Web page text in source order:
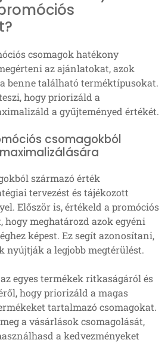
csomagok hatékony
az ajánlatokat, azok
benne található terméktípusokat.
hogy priorizáld a
a gyűjteményed értékét.
csomagokból
származó érték
tervezést és tájékozott
Először is, értékeld a promóciós
hogy meghatározd azok egyéni
képest. Ez segít azonosítani,
nyújtják a legjobb megtérülést.
egyes termékek ritkaságáról és
hogy priorizáld a magas
tartalmazó csomagokat.
a vásárlások csomagolását,
a kedvezményeket